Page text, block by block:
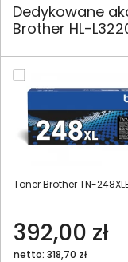
Dedykowane
Brother HL-
Toner Brother TN-
392,00 zł
netto: 318,70 zł